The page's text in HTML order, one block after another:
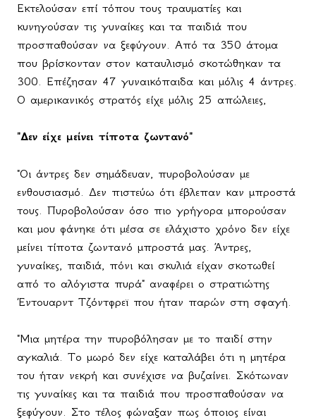
Εκτελούσαν επί τόπου τους τραυματίες και
κυνηγούσαν τις γυναίκες και τα παιδιά που
προσπαθούσαν να ξεφύγουν. Από τα 350 άτομα
που βρίσκονταν στον καταυλισμό σκοτώθηκαν τα
300. Επέζησαν 47 γυναικόπαιδα και μόλις 4 άντρες.
Ο αμερικανικός στρατός είχε μόλις 25 απώλειες,
"Δεν είχε μείνει τίποτα ζωντανό"
"Οι άντρες δεν σημάδευαν, πυροβολούσαν με
ενθουσιασμό. Δεν πιστεύω ότι έβλεπαν καν μπροστά
τους. Πυροβολούσαν όσο πιο γρήγορα μπορούσαν
και μου φάνηκε ότι μέσα σε ελάχιστο χρόνο δεν είχε
μείνει τίποτα ζωντανό μπροστά μας. Άντρες,
γυναίκες, παιδιά, πόνι και σκυλιά είχαν σκοτωθεί
από το αλόγιστα πυρά" αναφέρει ο στρατιώτης
Έντουαρντ Τζόντφρεϊ που ήταν παρών στη σφαγή.
"Μια μητέρα την πυροβόλησαν με το παιδί στην
αγκαλιά. Το μωρό δεν είχε καταλάβει ότι η μητέρα
του ήταν νεκρή και συνέχισε να βυζαίνει. Σκότωναν
τις γυναίκες και τα παιδιά που προσπαθούσαν να
ξεφύγουν. Στο τέλος φώναξαν πως όποιος είναι